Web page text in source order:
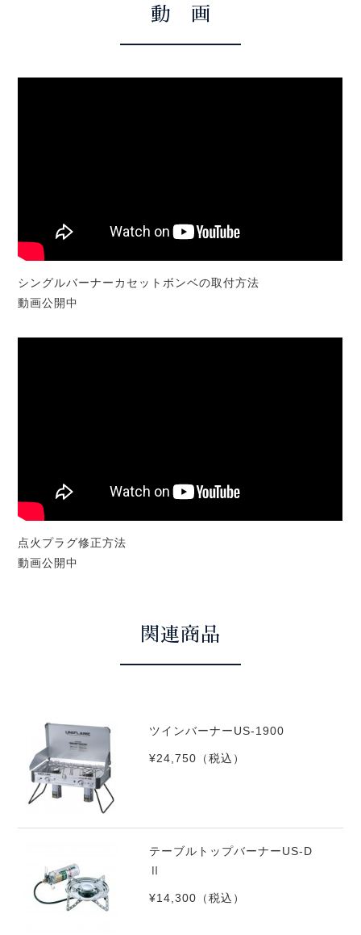
動 画
シングルバーナーカセットボンベの取付方法
動画公開中
点火プラグ修正方法
動画公開中
関連商品
ツインバーナーUS-1900
¥24,750 （税込）
テーブルトップバーナーUS-D
Ⅱ
¥14,300 （税込）